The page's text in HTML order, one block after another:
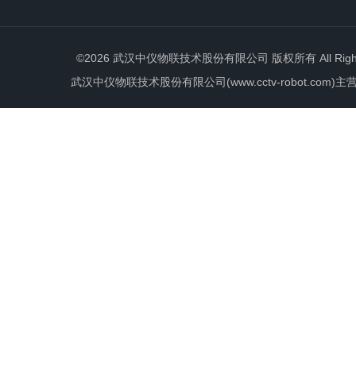
©2026 武汉中仪物联技术股份有限公司 版权所有 All
武汉中仪物联技术股份有限公司(www.cctv-robot.com)主